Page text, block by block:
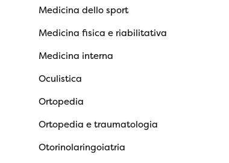
Medicina dello sport
Medicina fisica e riabilitativa
Medicina interna
Oculistica
Ortopedia
Ortopedia e traumatologia
Otorinolaringoiatria